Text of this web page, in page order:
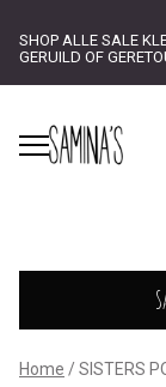
SHOP ALLE SALE
GERUILD OF
SISTERS
POINT
Home SISTERS